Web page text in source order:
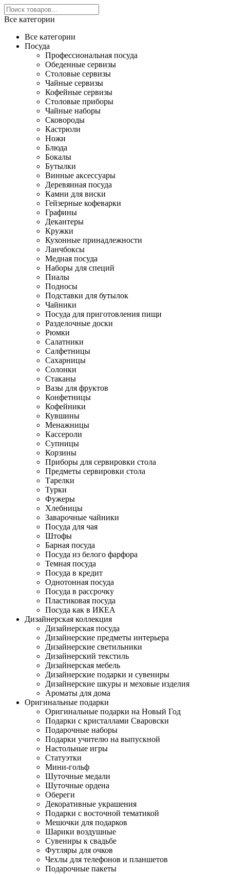
Все категории
Все категории
Посуда
Профессиональная посуда
Обеденные сервизы
Столовые сервизы
Чайные сервизы
Кофейные сервизы
Столовые приборы
Чайные наборы
Сковороды
Кастрюли
Ножи
Блюда
Бокалы
Бутылки
Винные аксессуары
Деревянная посуда
Камни для виски
Гейзерные кофеварки
Графины
Декантеры
Кружки
Кухонные принадлежности
Ланчбоксы
Медная посуда
Наборы для специй
Пиалы
Подносы
Подставки для бутылок
Чайники
Посуда для приготовления пищи
Разделочные доски
Рюмки
Салатники
Салфетницы
Сахарницы
Солонки
Стаканы
Вазы для фруктов
Конфетницы
Кофейники
Кувшины
Менажницы
Кассероли
Супницы
Корзины
Приборы для сервировки стола
Предметы сервировки стола
Тарелки
Турки
Фужеры
Хлебницы
Заварочные чайники
Посуда для чая
Штофы
Барная посуда
Посуда из белого фарфора
Темная посуда
Посуда в кредит
Однотонная посуда
Посуда в рассрочку
Пластиковая посуда
Посуда как в ИКЕА
Дизайнерская коллекция
Дизайнерская посуда
Дизайнерские предметы интерьера
Дизайнерские светильники
Дизайнерский текстиль
Дизайнерская мебель
Дизайнерские подарки и сувениры
Дизайнерские шкуры и меховые изделия
Ароматы для дома
Оригинальные подарки
Оригинальные подарки на Новый Год
Подарки с кристаллами Сваровски
Подарочные наборы
Подарки учителю на выпускной
Настольные игры
Статуэтки
Мини-гольф
Шуточные медали
Шуточные ордена
Обереги
Декоративные украшения
Подарки с восточной тематикой
Мешочки для подарков
Шарики воздушные
Сувениры к свадьбе
Футляры для очков
Чехлы для телефонов и планшетов
Подарочные пакеты